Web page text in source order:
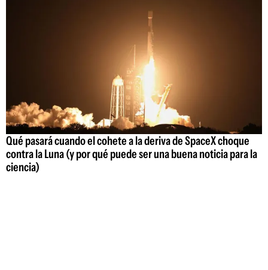
Qué pasará cuando el cohete a la deriva de SpaceX choque
contra la Luna (y por qué puede ser una buena noticia para la
ciencia)